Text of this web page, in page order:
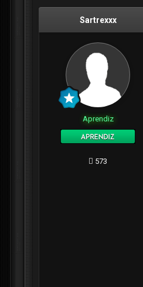
Sartrexxx
Aprendiz
573